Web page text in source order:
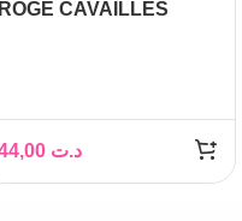
ROGE CAVAILLES
د.ت